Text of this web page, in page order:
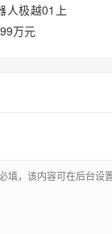
人极越01上
万元